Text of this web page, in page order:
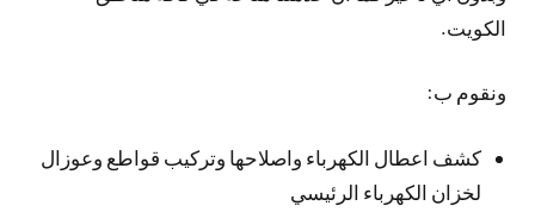
الكويت.
ونقوم ب:
كشف اعطال الكهرباء واصلاحها وتركيب قواطع وعوزال
لخزان الكهرباء الرئيسي